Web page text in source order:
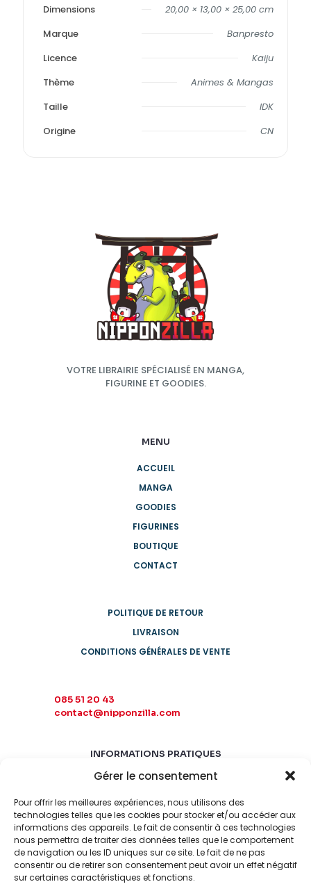
Gérer le consentement
Pour offrir les meilleures expériences, nous utilisons des
technologies telles que les cookies pour stocker et/ou accéder aux
informations des appareils. Le fait de consentir à ces technologies
nous permettra de traiter des données telles que le comportement
de navigation ou les ID uniques sur ce site. Le fait de ne pas
consentir ou de retirer son consentement peut avoir un effet négatif
sur certaines caractéristiques et fonctions.
Dimensions
20,00 × 13,00 × 25,00 cm
Marque
Banpresto
Licence
Kaiju
Thème
Animes & Mangas
Taille
IDK
Origine
CN
VOTRE LIBRAIRIE SPÉCIALISÉ EN MANGA,
FIGURINE ET GOODIES.
MENU
ACCUEIL
MANGA
GOODIES
FIGURINES
BOUTIQUE
CONTACT
POLITIQUE DE RETOUR
LIVRAISON
CONDITIONS GÉNÉRALES DE VENTE
085 51 20 43
contact@nipponzilla.com
INFORMATIONS PRATIQUES
MARDI-SAMEDI
LUNDI-DIMANCHE
FERMÉ